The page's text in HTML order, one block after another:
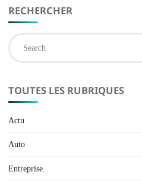
RECHERCHER
TOUTES LES RUBRIQUES
Actu
Auto
Entreprise